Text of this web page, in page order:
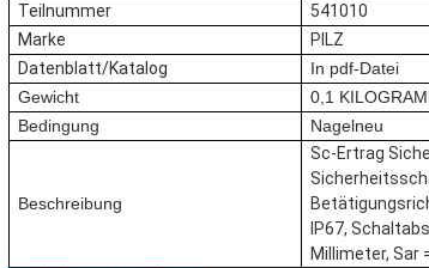
Teilnummer
541010
Marke
PILZ
Datenblatt/Katalog
In pdf-Datei
Gewicht
0,1
Bedingung
Nagelneu
Beschreibung
Sc-Ertrag
IP67,
Millimeter, Sar